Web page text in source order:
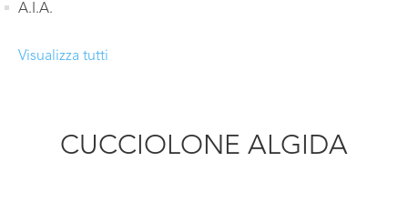
A.I.A.
Visualizza tutti
CUCCIOLONE ALGIDA